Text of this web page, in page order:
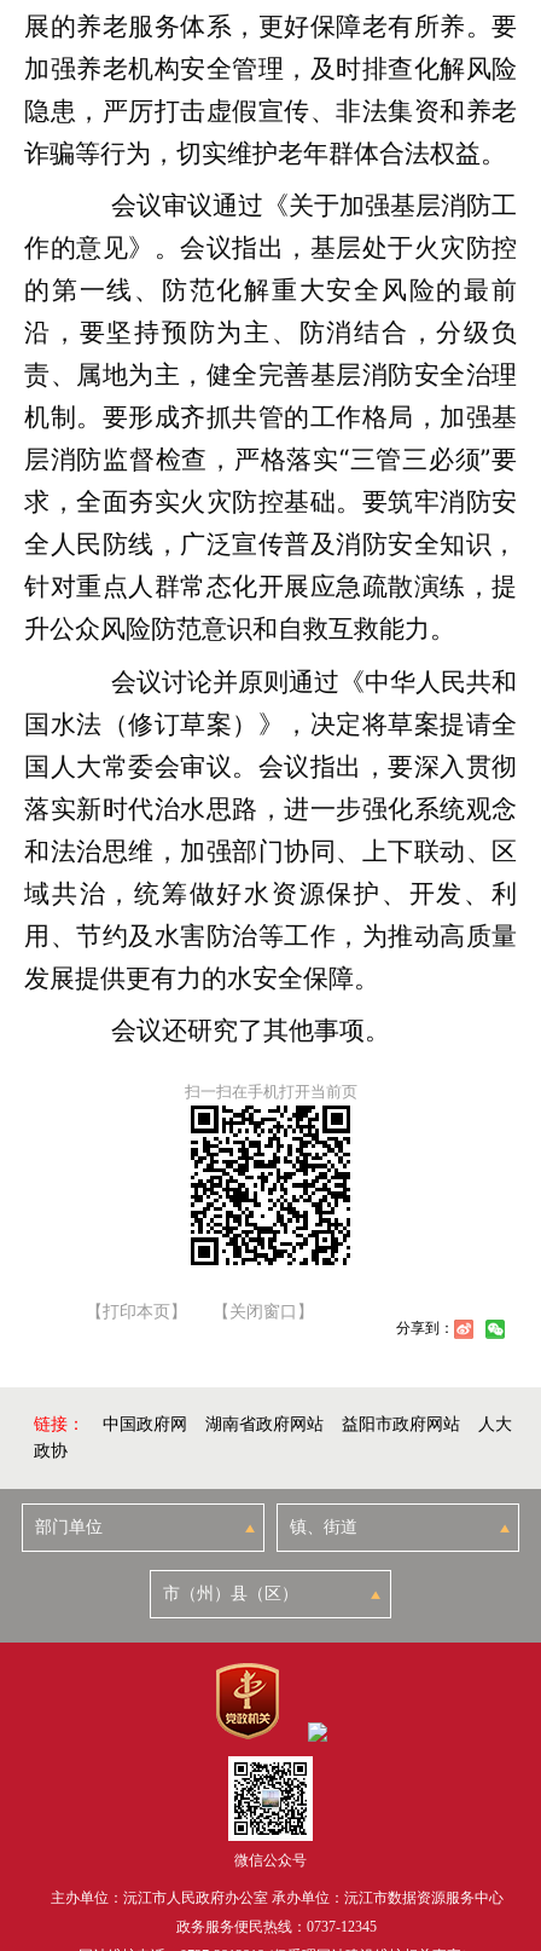
展的养老服务体系，更好保障老有所养。要
加强养老机构安全管理，及时排查化解风险
隐患，严厉打击虚假宣传、非法集资和养老
诈骗等行为，切实维护老年群体合法权益。
会议审议通过《关于加强基层消防工
作的意见》。会议指出，基层处于火灾防控
的第一线、防范化解重大安全风险的最前
沿，要坚持预防为主、防消结合，分级负
责、属地为主，健全完善基层消防安全治理
机制。要形成齐抓共管的工作格局，加强基
层消防监督检查，严格落实“三管三必须”要
求，全面夯实火灾防控基础。要筑牢消防安
全人民防线，广泛宣传普及消防安全知识，
针对重点人群常态化开展应急疏散演练，提
升公众风险防范意识和自救互救能力。
会议讨论并原则通过《中华人民共和
国水法（修订草案）》，决定将草案提请全
国人大常委会审议。会议指出，要深入贯彻
落实新时代治水思路，进一步强化系统观念
和法治思维，加强部门协同、上下联动、区
域共治，统筹做好水资源保护、开发、利
用、节约及水害防治等工作，为推动高质量
发展提供更有力的水安全保障。
会议还研究了其他事项。
扫一扫在手机打开当前页
【打印本页】 【关闭窗口】
分享到：
链接： 中国政府网 湖南省政府网站 益阳市政府网站
人大
政协
微信公众号
主办单位：沅江市人民政府办公室 承办单位：沅江市数据资源服务中心
政务服务便民热线：0737-12345